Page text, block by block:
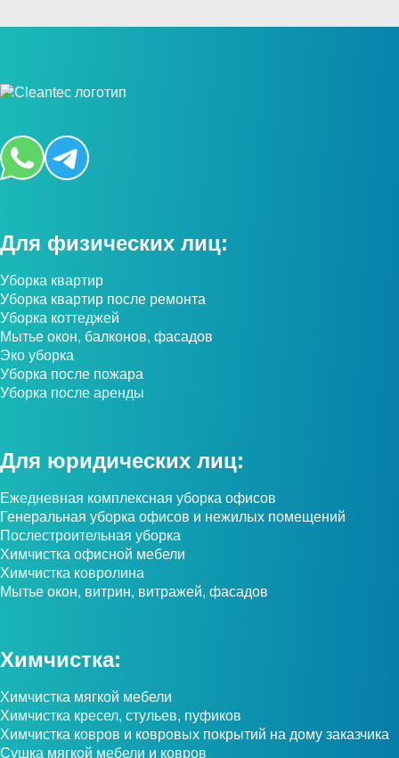
Для физических лиц:
Уборка квартир
Уборка квартир после ремонта
Уборка коттеджей
Мытье окон, балконов, фасадов
Эко уборка
Уборка после пожара
Уборка после аренды
Для юридических лиц:
Ежедневная комплексная уборка офисов
Генеральная уборка офисов и нежилых помещений
Послестроительная уборка
Химчистка офисной мебели
Химчистка ковролина
Мытье окон, витрин, витражей, фасадов
Химчистка:
Химчистка мягкой мебели
Химчистка кресел, стульев, пуфиков
Химчистка ковров и ковровых покрытий на дому заказчика
Сушка мягкой мебели и ковров